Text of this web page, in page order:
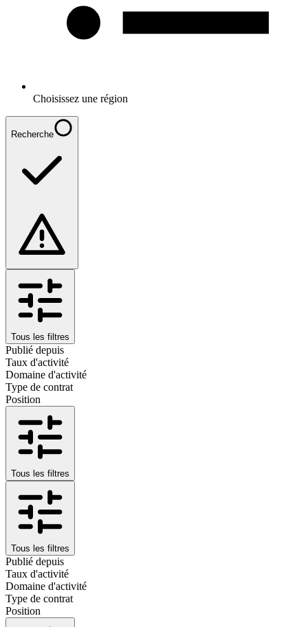
Choisissez une région
Recherche
Tous les filtres
Publié depuis
Taux d'activité
Domaine d'activité
Type de contrat
Position
Tous les filtres
Tous les filtres
Publié depuis
Taux d'activité
Domaine d'activité
Type de contrat
Position